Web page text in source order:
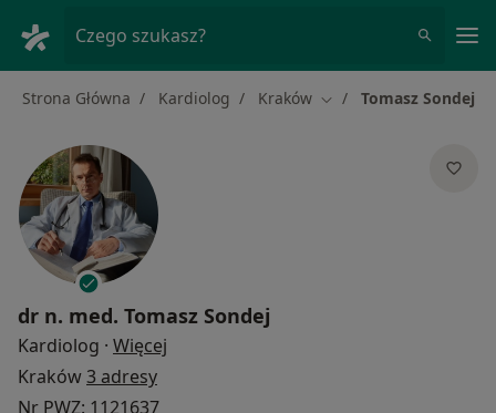
Czego szukasz?
Strona Główna Kardiolog Kraków Zmień miasto
Tomasz Sondej
dr n. med. Tomasz Sondej
Kardiolog · Więcej
Kraków3 adresy
Nr PWZ: 1121637